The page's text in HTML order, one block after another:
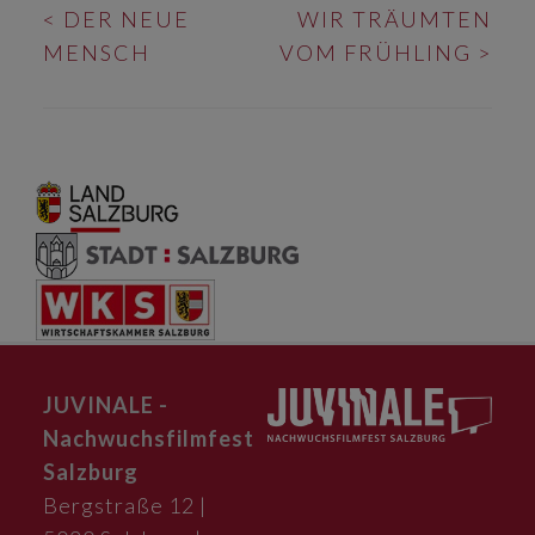
NAVIGATION
< DER NEUE
MENSCH
WIR TRÄUMTEN
VOM FRÜHLING >
JUVINALE -
Nachwuchsfilmfest
Salzburg
Bergstraße 12 |